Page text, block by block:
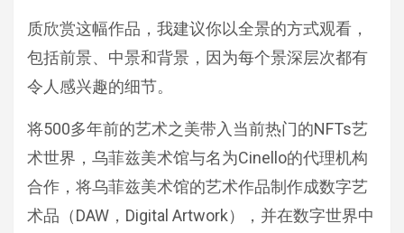
质欣赏这幅作品，我建议你以全景的方式观看，
包括前景、中景和背景，因为每个景深层次都有
令人感兴趣的细节。
将500多年前的艺术之美带入当前热门的NFTs艺
术世界，乌菲兹美术馆与名为Cinello的代理机构
合作，将乌菲兹美术馆的艺术作品制作成数字艺
术品（DAW，Digital Artwork），并在数字世界中